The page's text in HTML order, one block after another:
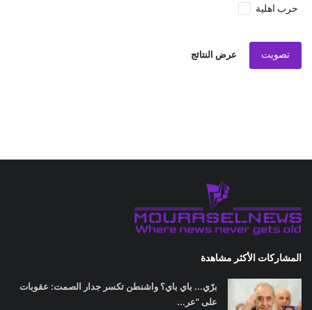
حرب اهلية
تصويت عرض النتائج
المشاركات الأكثر مشاهدة
برّي... باي باي؟ واشنطن تكسر جدار الصمت: عقوبات
على "عر...